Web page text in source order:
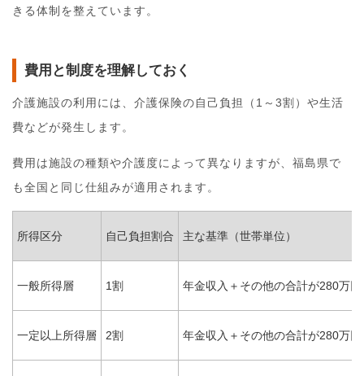
きる体制を整えています。
費用と制度を理解しておく
介護施設の利用には、介護保険の自己負担（1～3割）や生活
費などが発生します。
費用は施設の種類や介護度によって異なりますが、福島県で
も全国と同じ仕組みが適用されます。
所得区分 自己負担割合 主な基準（世帯単位）
一般所得層 1割 年金収入＋その他の合計が280万
一定以上所得層 2割 年金収入＋その他の合計が280万